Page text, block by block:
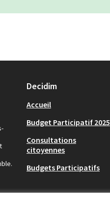
Decidim
Accueil
Budget Participatif 2025
Consultations
citoyennes
Budgets Participatifs